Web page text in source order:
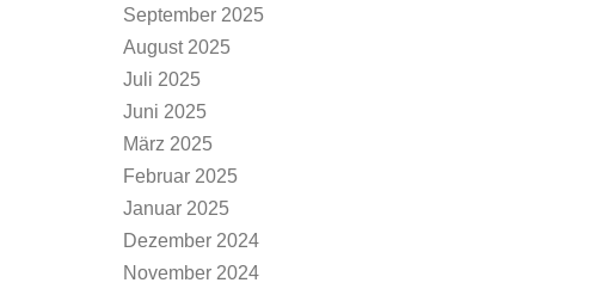
September 2025
August 2025
Juli 2025
Juni 2025
März 2025
Februar 2025
Januar 2025
Dezember 2024
November 2024